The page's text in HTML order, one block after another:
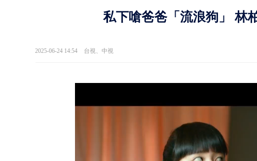
利慾薰心！ 美女律師
私下嗆爸爸「流浪狗」 林
2025-06-24 14:54 台視、中視